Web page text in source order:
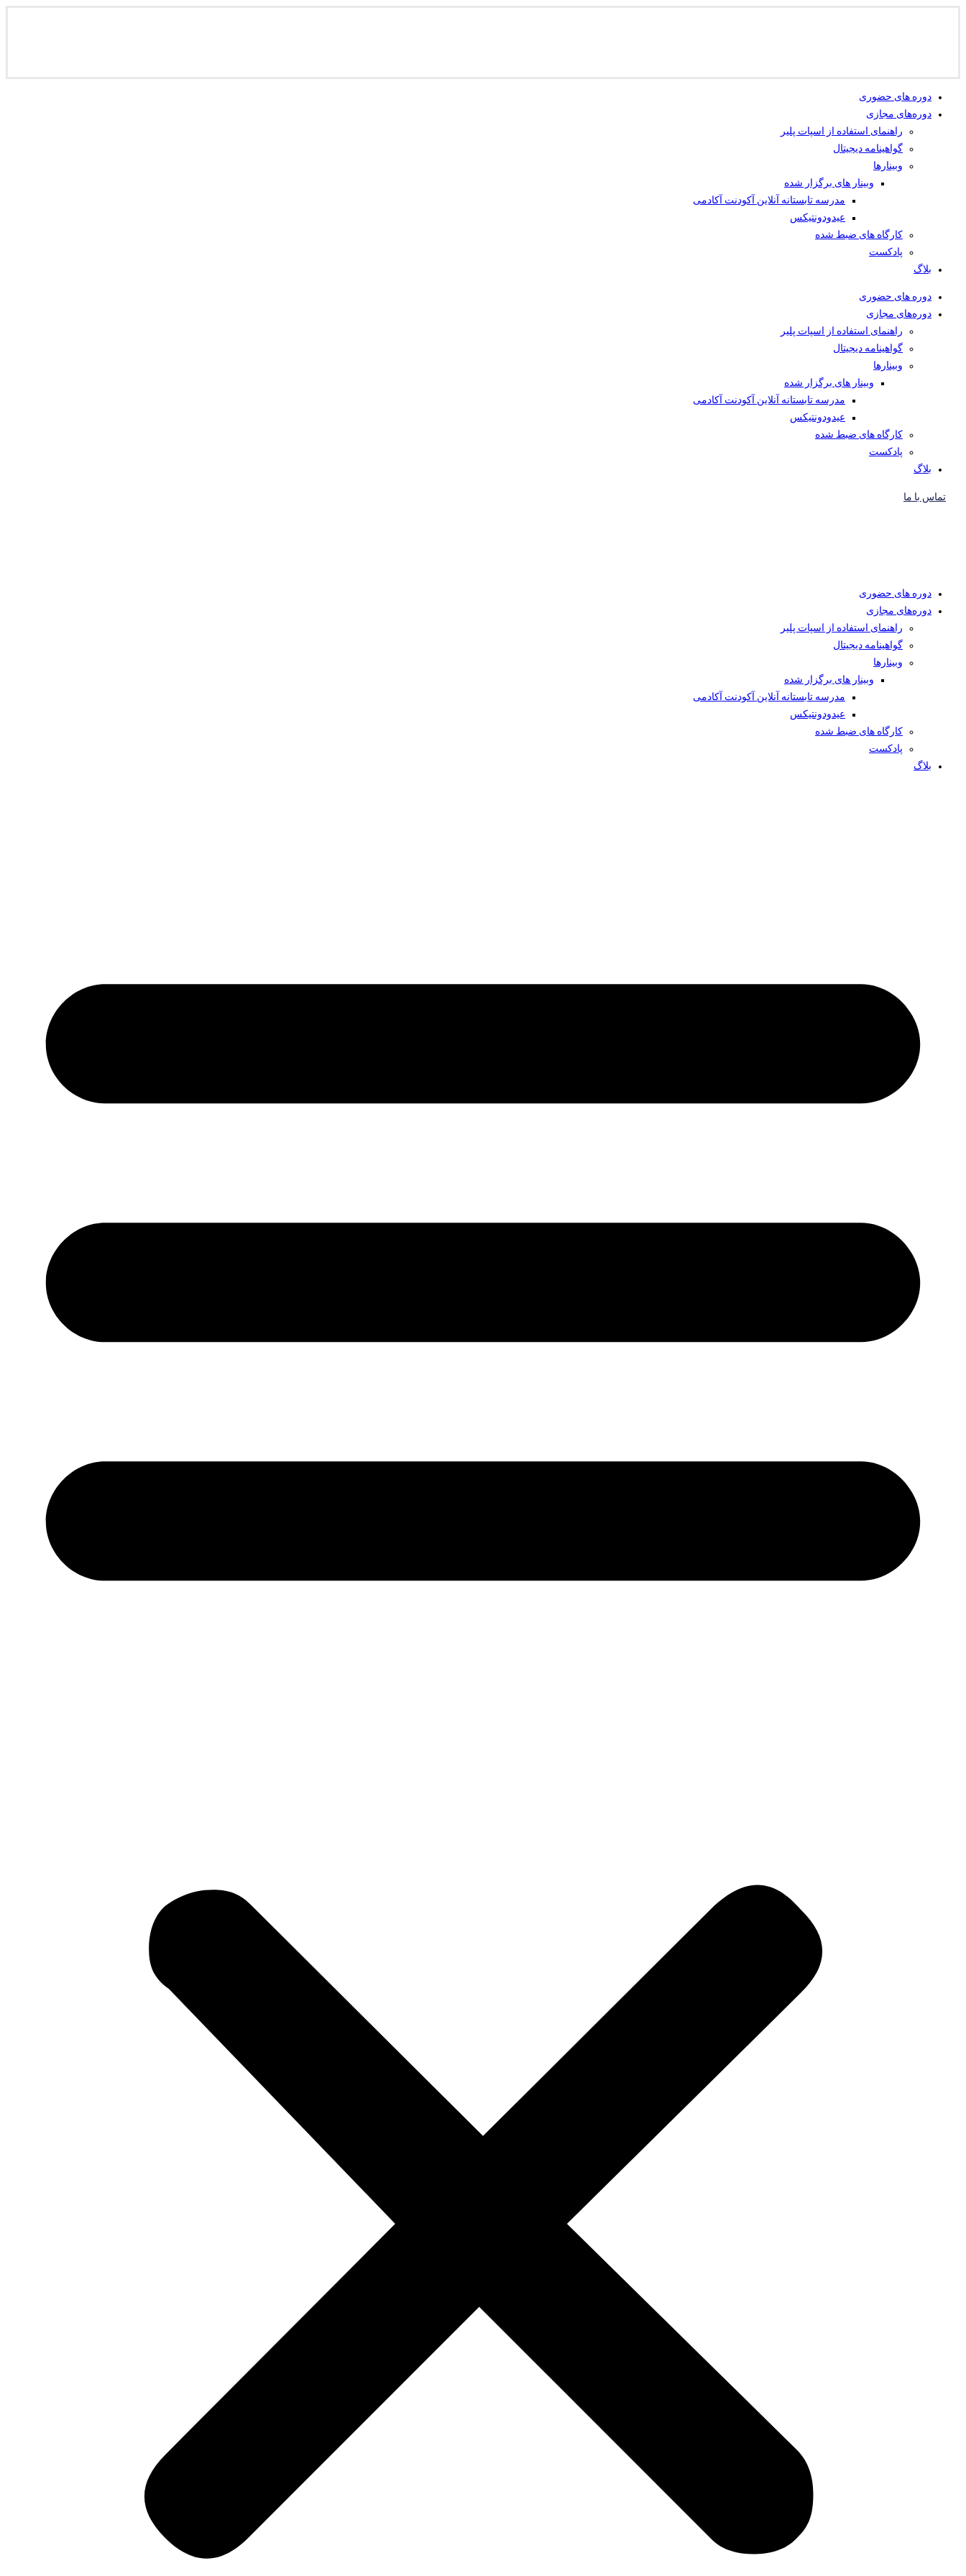
دوره های حضوری
دوره‌های مجازی
راهنمای استفاده از اسپات پلیر
گواهینامه دیجیتال
وبینار‌ها
وبینار های برگزار شده
مدرسه تابستانه آنلاین آکودنت آکادمی
عیدودونتیکس
کارگاه های ضبط شده
پادکست
بلاگ
دوره های حضوری
دوره‌های مجازی
راهنمای استفاده از اسپات پلیر
گواهینامه دیجیتال
وبینار‌ها
وبینار های برگزار شده
مدرسه تابستانه آنلاین آکودنت آکادمی
عیدودونتیکس
کارگاه های ضبط شده
پادکست
بلاگ
تماس با ما
دوره های حضوری
دوره‌های مجازی
راهنمای استفاده از اسپات پلیر
گواهینامه دیجیتال
وبینار‌ها
وبینار های برگزار شده
مدرسه تابستانه آنلاین آکودنت آکادمی
عیدودونتیکس
کارگاه های ضبط شده
پادکست
بلاگ